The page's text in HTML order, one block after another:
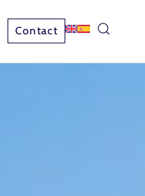
Contact